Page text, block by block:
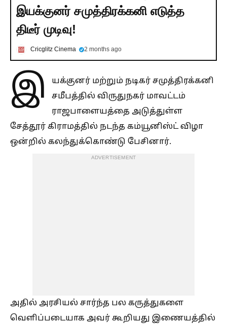
இயக்குனர் சமுத்திரக்கனி எடுத்த
திடீர் முடிவு!
Cricglitz Cinema 2 months ago
இ
யக்குனர் மற்றும் நடிகர் சமுத்திரக்கனி
சமீபத்தில் விருதுநகர் மாவட்டம்
ராஜபாளையத்தை அடுத்துள்ள
சேத்தூர் கிராமத்தில் நடந்த கம்யூனிஸ்ட் விழா
ஒன்றில் கலந்துக்கொண்டு பேசினார்.
ADVERTISEMENT
அதில் அரசியல் சார்ந்த பல கருத்துகளை
வெளிப்படையாக அவர் கூறியது இணையத்தில்